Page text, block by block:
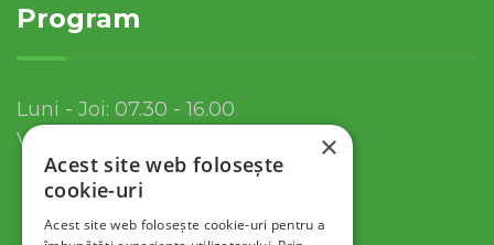
Program
Luni - Joi: 07.30 - 16.00
Vineri: 07.30 - 13.30
×
Acest site web folosește
cookie-uri
Acest site web folosește cookie-uri pentru a